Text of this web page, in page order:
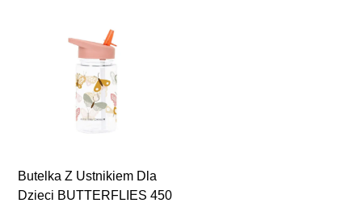
Butelka Z Ustnikiem Dla
Dzieci BUTTERFLIES 450